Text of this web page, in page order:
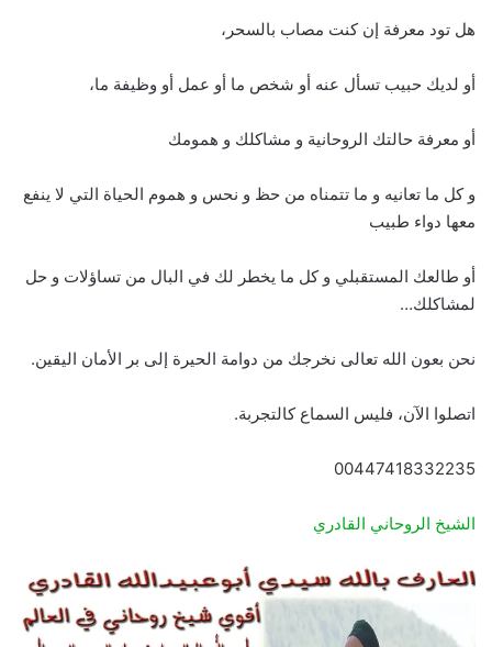
هل تود معرفة إن كنت مصاب بالسحر،
أو لديك حبيب تسأل عنه أو شخص ما أو عمل أو وظيفة ما،
أو معرفة حالتك الروحانية و مشاكلك و همومك
و كل ما تعانيه و ما تتمناه من حظ و نحس و هموم الحياة التي لا ينفع
معها دواء طبيب
أو طالعك المستقبلي و كل ما يخطر لك في البال من تساؤلات و حل
لمشاكلك…
نحن بعون الله تعالى نخرجك من دوامة الحيرة إلى بر الأمان اليقين.
اتصلوا الآن، فليس السماع كالتجربة.
00447418332235
الشيخ الروحاني القادري